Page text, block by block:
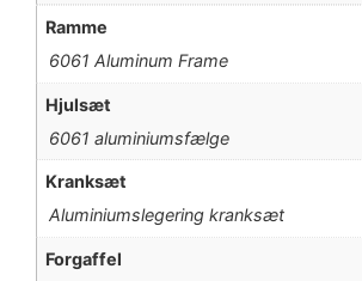
Ramme
6061 Aluminum Frame
Hjulsæt
6061 aluminiumsfælge
Kranksæt
Aluminiumslegering kranksæt
Forgaffel